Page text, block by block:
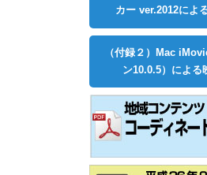
カー ver.2012によ
（付録２）Mac
ン10.0.5）による